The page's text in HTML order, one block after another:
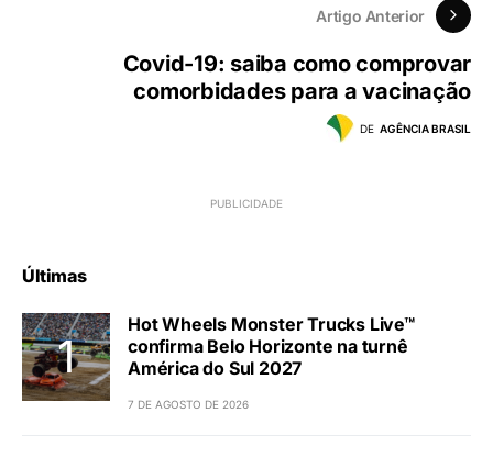
Artigo Anterior
Covid-19: saiba como comprovar
comorbidades para a vacinação
DE AGÊNCIA BRASIL
Últimas
Hot Wheels Monster Trucks Live™
confirma Belo Horizonte na turnê
América do Sul 2027
7 DE AGOSTO DE 2026